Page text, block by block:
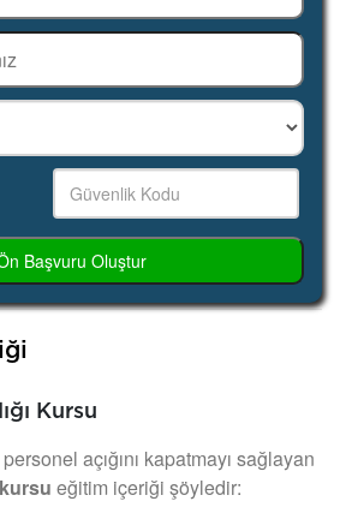
Başvuru Oluştur
Kursu
açığını kapatmayı sağlayan
eğitim içeriği şöyledir: